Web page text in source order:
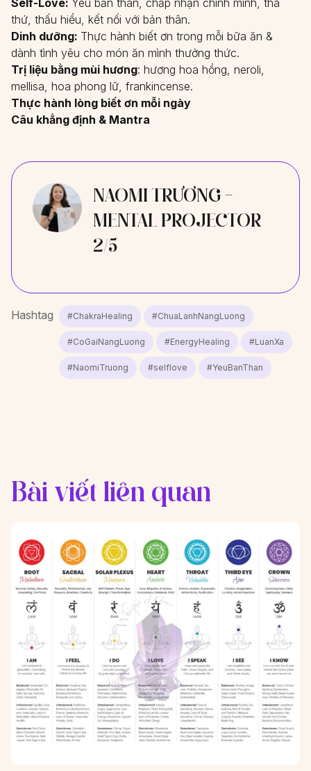
Self-Love: Yêu bản thân, chấp nhận chính mình, tha
thứ, thấu hiểu, kết nối với bản thân.
Dinh dưỡng: Thực hành biết ơn trong mỗi bữa ăn &
dành tình yêu cho món ăn mình thưởng thức.
Trị liệu bằng mùi hương: hương hoa hồng, neroli,
mellisa, hoa phong lữ, frankincense.
Thực hành lòng biết ơn mỗi ngày
Câu khẳng định & Mantra
NAOMI TRƯƠNG -
MENTAL PROJECTOR
2/5
Hashtag #ChakraHealing #ChuaLanhNangLuong
#CoGaiNangLuong #EnergyHealing #LuanXa
#NaomiTruong #selflove #YeuBanThan
Bài viết liên quan